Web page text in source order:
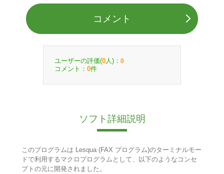
コメント
ユーザーの評価(0 人)： 0
コメント： 0件
ソフト詳細説明
このプログラムは Lesqua (FAX プログラム)のターミナルモー
ドで利用するマクロプログラムとして、以下のようなコンセ
プトの元に開発されました。